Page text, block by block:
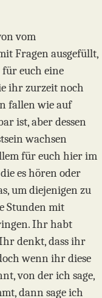
vom
Fragen ausgefüllt,
euch eine
ihr zurzeit noch
fallen wie auf
ist, aber dessen
wachsen
für euch hier im
es hören oder
um diejenigen zu
Stunden mit
Ihr habt
denkt, dass ihr
wenn ihr diese
von der ich sage,
dann sage ich